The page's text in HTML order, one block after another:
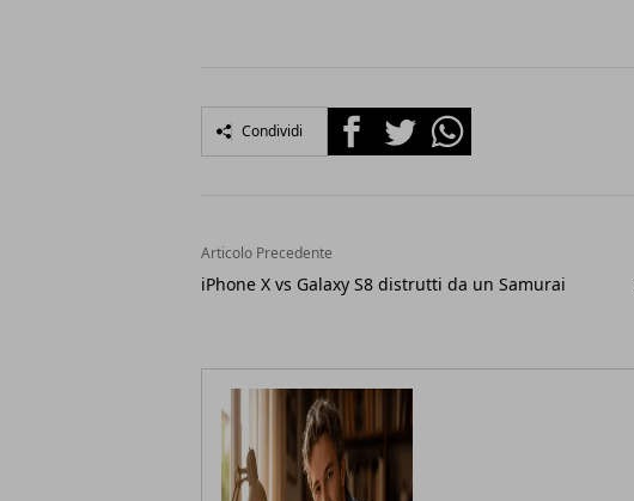
Condividi FacebookTwitterWhatsapp
Articolo Precedente
iPhone X vs Galaxy S8 distrutti da un Samurai